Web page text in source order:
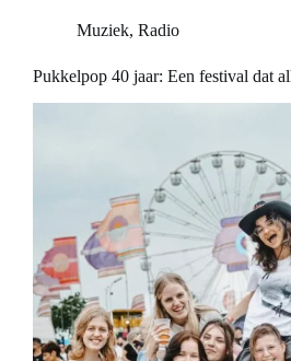
Muziek, Radio
Pukkelpop 40 jaar: Een festival dat